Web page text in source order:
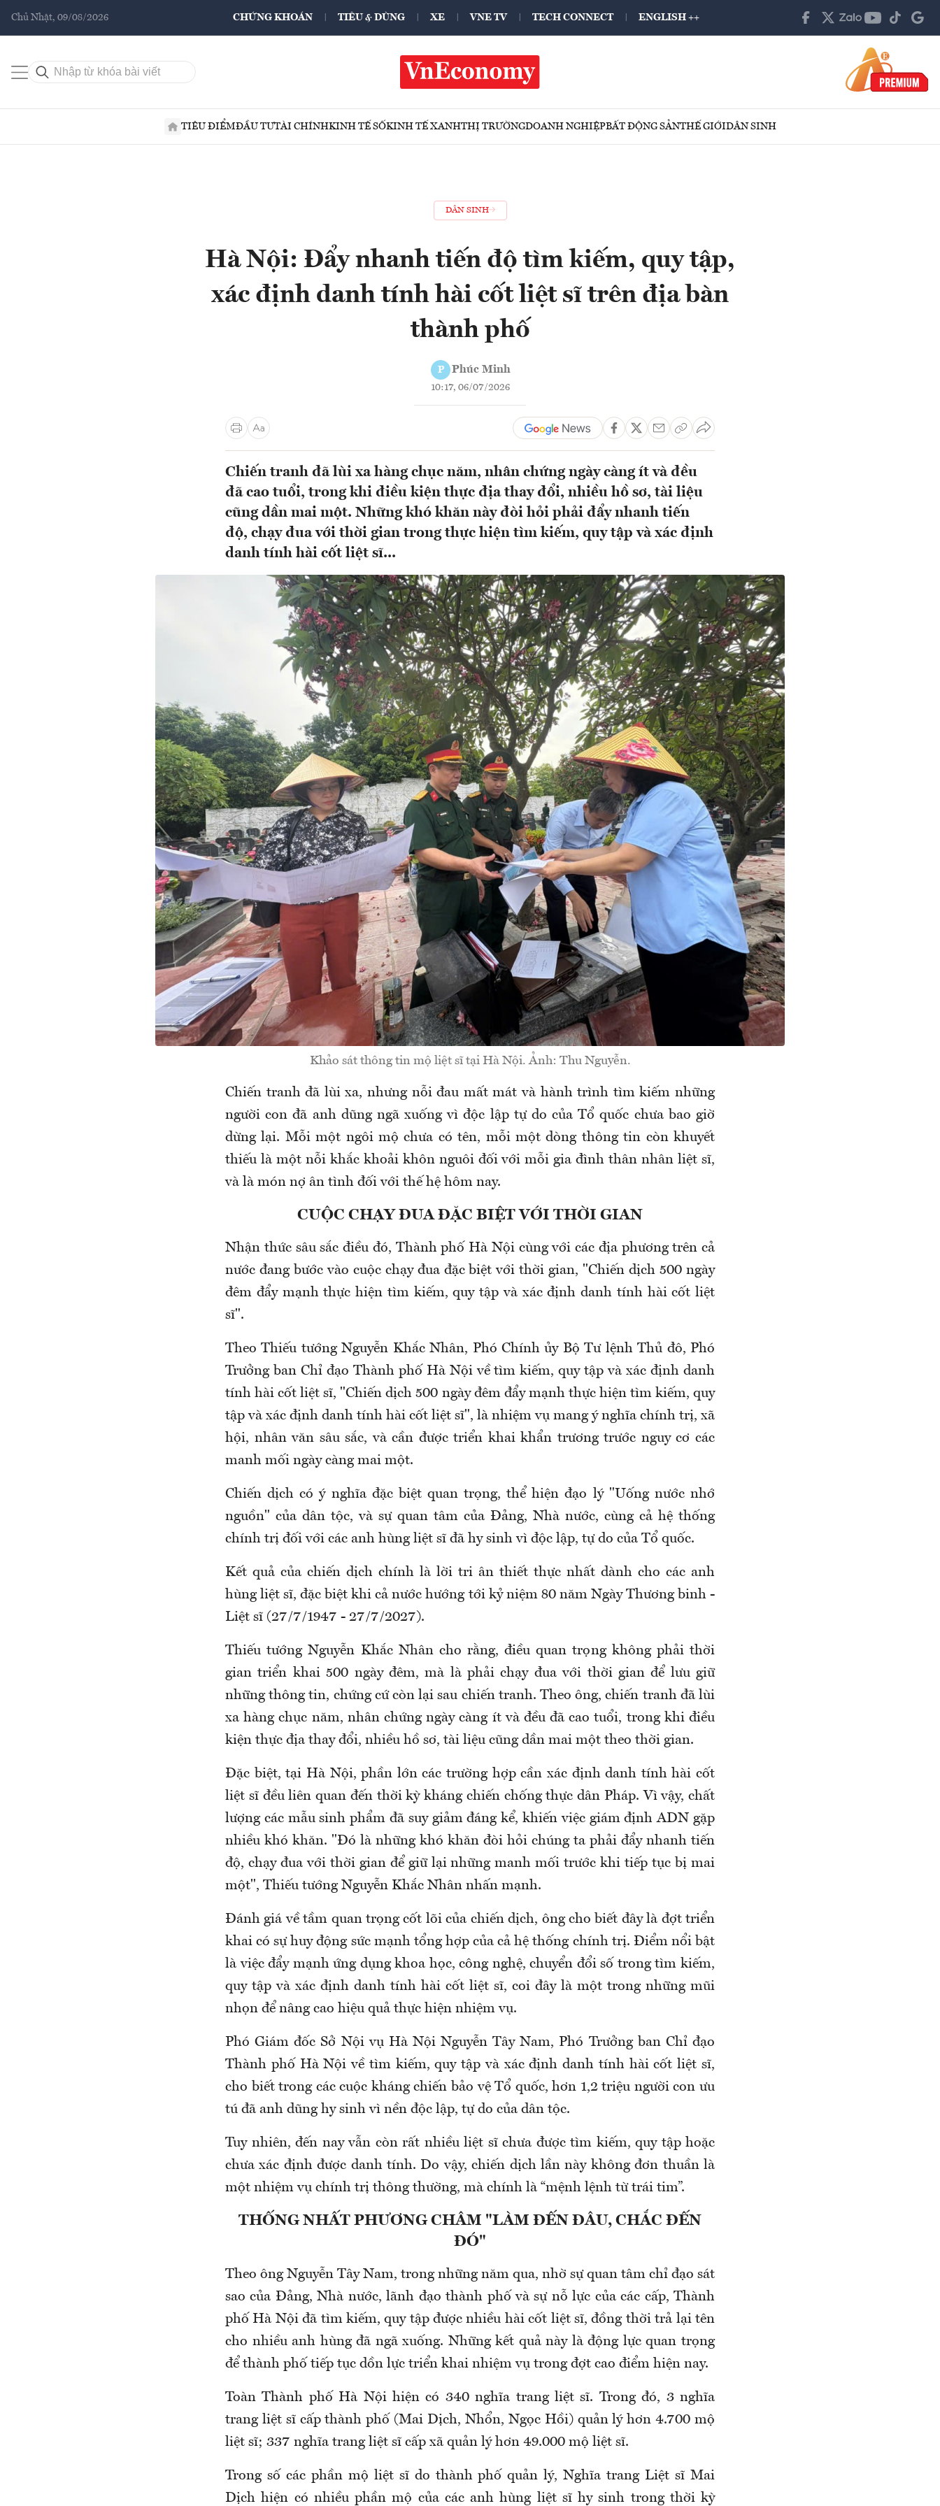
Chủ Nhật, 09/08/2026 CHỨNG KHOÁN TIÊU & DÙNG XE VNE TV TECH CONNECT ENGLISH ++
TIÊU ĐIỂMĐẦU TƯTÀI CHÍNHKINH TẾ SỐKINH TẾ XANHTHỊ TRƯỜNGDOANH NGHIỆPBẤT ĐỘNG SẢNTHẾ GIỚIDÂN SINH
DÂN SINH
Hà Nội: Đẩy nhanh tiến độ tìm kiếm, quy tập,
xác định danh tính hài cốt liệt sĩ trên địa bàn
thành phố
P Phúc Minh
10:17, 06/07/2026
Chiến tranh đã lùi xa hàng chục năm, nhân chứng ngày càng ít và đều
đã cao tuổi, trong khi điều kiện thực địa thay đổi, nhiều hồ sơ, tài liệu
cũng dần mai một. Những khó khăn này đòi hỏi phải đẩy nhanh tiến
độ, chạy đua với thời gian trong thực hiện tìm kiếm, quy tập và xác định
danh tính hài cốt liệt sĩ...
Khảo sát thông tin mộ liệt sĩ tại Hà Nội. Ảnh: Thu Nguyễn.
Chiến tranh đã lùi xa, nhưng nỗi đau mất mát và hành trình tìm kiếm những
người con đã anh dũng ngã xuống vì độc lập tự do của Tổ quốc chưa bao giờ
dừng lại. Mỗi một ngôi mộ chưa có tên, mỗi một dòng thông tin còn khuyết
thiếu là một nỗi khắc khoải khôn nguôi đối với mỗi gia đình thân nhân liệt sĩ,
và là món nợ ân tình đối với thế hệ hôm nay.
CUỘC CHẠY ĐUA ĐẶC BIỆT VỚI THỜI GIAN
Nhận thức sâu sắc điều đó, Thành phố Hà Nội cùng với các địa phương trên cả
nước đang bước vào cuộc chạy đua đặc biệt với thời gian, "Chiến dịch 500 ngày
đêm đẩy mạnh thực hiện tìm kiếm, quy tập và xác định danh tính hài cốt liệt
sĩ".
TheoThiếu tướng Nguyễn Khắc Nhân, Phó Chính ủy Bộ Tư lệnh Thủ đô, Phó
Trưởng ban Chỉ đạo Thành phố Hà Nội về tìm kiếm, quy tập và xác định danh
tính hài cốt liệt sĩ, "Chiến dịch 500 ngày đêm đẩy mạnh thực hiện tìm kiếm, quy
tập và xác định danh tính hài cốt liệt sĩ", là nhiệm vụ mang ý nghĩa chính trị, xã
hội, nhân văn sâu sắc, và cần được triển khai khẩn trương trước nguy cơ các
manh mối ngày càng mai một.
Chiếndịch có ý nghĩa đặc biệt quan trọng, thể hiện đạo lý "Uống nước nhớ
nguồn" của dân tộc, và sự quan tâm của Đảng, Nhà nước, cùng cả hệ thống
chính trị đối với các anh hùng liệt sĩ đã hy sinh vì độc lập, tự do của Tổ quốc.
Kết quả của chiến dịch chính là lời tri ân thiết thực nhất dành cho các anh
hùng liệt sĩ, đặc biệt khi cả nước hướng tới kỷ niệm 80 năm Ngày Thương binh -
Liệt sĩ (27/7/1947 - 27/7/2027).
Thiếu tướng Nguyễn Khắc Nhân cho rằng, điều quan trọng không phải thời
gian triển khai 500 ngày đêm, mà là phải chạy đua với thời gian để lưu giữ
những thông tin, chứng cứ còn lại sau chiến tranh. Theo ông, chiến tranh đã lùi
xa hàng chục năm, nhân chứng ngày càng ít và đều đã cao tuổi, trong khi điều
kiện thực địa thay đổi, nhiều hồ sơ, tài liệu cũng dần mai một theo thời gian.
Đặc biệt, tại Hà Nội, phần lớn các trường hợp cần xác định danh tính hài cốt
liệt sĩ đều liên quan đến thời kỳ kháng chiến chống thực dân Pháp. Vì vậy, chất
lượng các mẫu sinh phẩm đã suy giảm đáng kể, khiến việc giám định ADN gặp
nhiều khó khăn. "Đó là những khó khăn đòi hỏi chúng ta phải đẩy nhanh tiến
độ, chạy đua với thời gian để giữ lại những manh mối trước khi tiếp tục bị mai
một", Thiếu tướng Nguyễn Khắc Nhân nhấn mạnh.
Đánh giá về tầm quan trọng cốt lõi của chiến dịch, ông cho biết đây là đợt triển
khai có sự huy động sức mạnh tổng hợp của cả hệ thống chính trị. Điểm nổi bật
là việc đẩy mạnh ứng dụng khoa học, công nghệ, chuyển đổi số trong tìm kiếm,
quy tập và xác định danh tính hài cốt liệt sĩ, coi đây là một trong những mũi
nhọn để nâng cao hiệu quả thực hiện nhiệm vụ.
Phó Giám đốc Sở Nội vụ Hà NộiNguyễn Tây Nam, Phó Trưởng ban Chỉ đạo
Thành phố Hà Nội về tìm kiếm, quy tập và xác định danh tính hài cốt liệt sĩ,
cho biếttrong các cuộc kháng chiến bảo vệ Tổ quốc, hơn 1,2 triệu người con ưu
tú đã anh dũng hy sinh vì nền độc lập, tự do của dân tộc.
Tuy nhiên, đến nay vẫn còn rất nhiều liệt sĩ chưa được tìm kiếm, quy tập hoặc
chưa xác định được danh tính. Do vậy, chiến dịch lần này không đơn thuần là
một nhiệm vụ chính trị thông thường, mà chính là “mệnh lệnh từ trái tim”.
THỐNG NHẤT PHƯƠNG CHÂM "LÀM ĐẾN ĐÂU, CHẮC ĐẾN
ĐÓ"
Theo ông Nguyễn Tây Nam, trong những năm qua, nhờ sự quan tâm chỉ đạo sát
sao của Đảng, Nhà nước, lãnh đạo thành phố và sự nỗ lực của các cấp, Thành
phố Hà Nội đã tìm kiếm, quy tập được nhiều hài cốt liệt sĩ, đồng thời trả lại tên
cho nhiều anh hùng đã ngã xuống. Những kết quả này là động lực quan trọng
để thành phố tiếp tục dồn lực triển khai nhiệm vụ trong đợt cao điểm hiện nay.
Toàn Thành phố Hà Nội hiện có 340 nghĩa trang liệt sĩ. Trong đó, 3 nghĩa
trang liệt sĩ cấp thành phố (Mai Dịch, Nhổn, Ngọc Hồi) quản lý hơn 4.700 mộ
liệt sĩ; 337 nghĩa trang liệt sĩ cấp xã quản lý hơn 49.000 mộ liệt sĩ.
Trong số các phần mộ liệt sĩ do thành phố quản lý, Nghĩa trang Liệt sĩ Mai
Dịch hiện có nhiều phần mộ của các anh hùng liệt sĩ hy sinh trong thời kỳ